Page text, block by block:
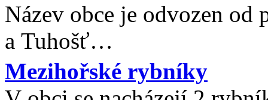
Název obce je odvozen od
a Tuhošť…
Mezihořské rybníky